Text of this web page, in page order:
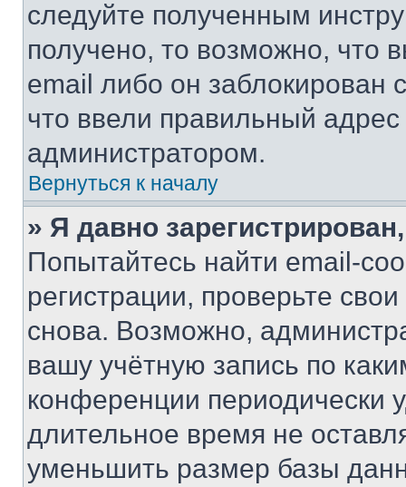
следуйте полученным
получено, то возможно, что
email либо он
что ввели правильный адрес
администратором.
Вернуться к началу
» Я давно
Попытайтесь найти email-
регистрации, проверьте
снова. Возможно,
вашу учётную запись по
конференции периодически
длительное время не
уменьшить размер базы